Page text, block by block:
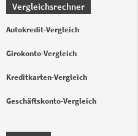
Vergleichsrechner
Autokredit-Vergleich
Girokonto-Vergleich
Kreditkarten-Vergleich
Geschäftskonto-Vergleich